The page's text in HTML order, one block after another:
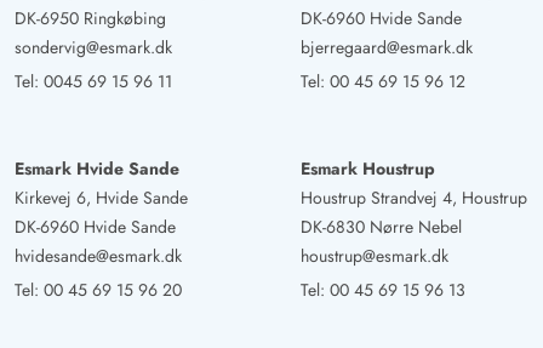
DK-6950 Ringkøbing
sondervig@esmark.dk
Tel: 0045 69 15 96 11
DK-6960 Hvide Sande
bjerregaard@esmark.dk
Tel: 00 45 69 15 96 12
Esmark Hvide Sande
Kirkevej 6, Hvide Sande
DK-6960 Hvide Sande
hvidesande@esmark.dk
Tel: 00 45 69 15 96 20
Esmark Houstrup
Houstrup Strandvej 4, Houstrup
DK-6830 Nørre Nebel
houstrup@esmark.dk
Tel: 00 45 69 15 96 13